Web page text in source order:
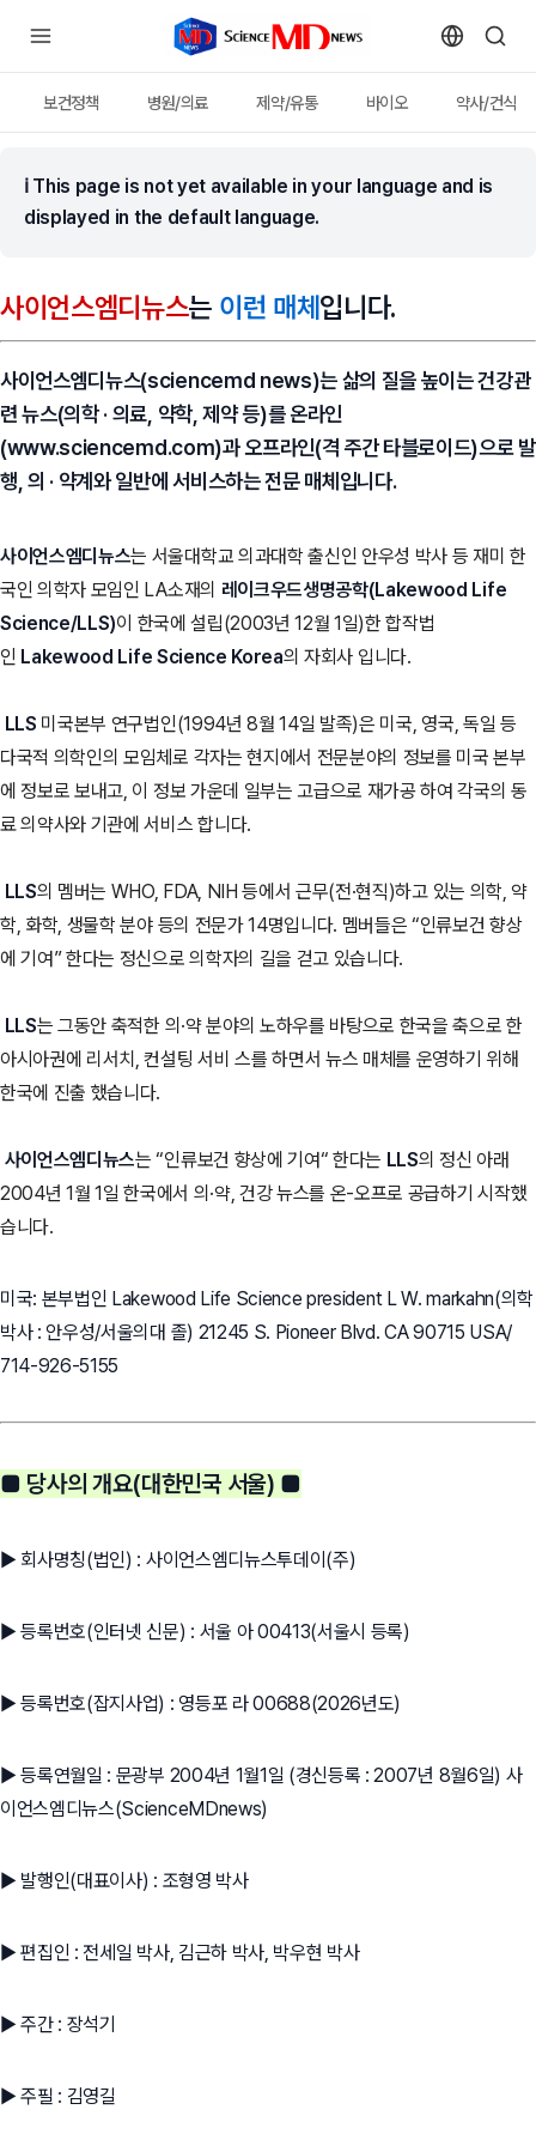
보건정책 병원/의료 제약/유통 바이오 약사/건식
ℹ This page is not yet available in your language and is
displayed in the default language.
사이언스엠디뉴스는 이런 매체 입니다.
사이언스엠디뉴스(sciencemd news)는 삶의 질을 높이는 건강관
련 뉴스(의학 · 의료, 약학, 제약 등)를 온라인
(www.sciencemd.com)과 오프라인(격 주간 타블로이드)으로 발
행, 의 · 약계와 일반에 서비스하는 전문 매체입니다.
사이언스엠디뉴스는 서울대학교 의과대학 출신인 안우성 박사 등 재미 한
국인 의학자 모임인 LA소재의 레이크우드생명공학(Lakewood Life
Science/LLS)이 한국에 설립(2003년 12월 1일)한 합작법
인 Lakewood Life Science Korea의 자회사 입니다.
LLS 미국본부 연구법인(1994년 8월 14일 발족)은 미국, 영국, 독일 등
다국적 의학인의 모임체로 각자는 현지에서 전문분야의 정보를 미국 본부
에 정보로 보내고, 이 정보 가운데 일부는 고급으로 재가공 하여 각국의 동
료 의약사와 기관에 서비스 합니다.
LLS의 멤버는 WHO, FDA, NIH 등에서 근무(전·현직)하고 있는 의학, 약
학, 화학, 생물학 분야 등의 전문가 14명입니다. 멤버들은 “인류보건 향상
에 기여” 한다는 정신으로 의학자의 길을 걷고 있습니다.
LLS는 그동안 축적한 의·약 분야의 노하우를 바탕으로 한국을 축으로 한
아시아권에 리서치, 컨설팅 서비 스를 하면서 뉴스 매체를 운영하기 위해
한국에 진출 했습니다.
사이언스엠디뉴스는 “인류보건 향상에 기여“ 한다는 LLS의 정신 아래
2004년 1월 1일 한국에서 의·약, 건강 뉴스를 온-오프로 공급하기 시작했
습니다.
미국: 본부법인 Lakewood Life Science president L W. markahn(의학
박사 : 안우성/서울의대 졸) 21245 S. Pioneer Blvd. CA 90715 USA/
714-926-5155
■ 당사의 개요(대한민국 서울) ■
▶ 회사명칭(법인) : 사이언스엠디뉴스투데이(주)
▶ 등록번호(인터넷 신문) : 서울 아 00413(서울시 등록)
▶ 등록번호(잡지사업) : 영등포 라 00688(2026년도)
▶ 등록연월일 : 문광부 2004년 1월1일 (경신등록 : 2007년 8월6일) 사
이언스엠디뉴스(ScienceMDnews)
▶ 발행인(대표이사) : 조형영 박사
▶ 편집인 : 전세일 박사, 김근하 박사, 박우현 박사
▶ 주간 : 장석기
▶ 주필 : 김영길